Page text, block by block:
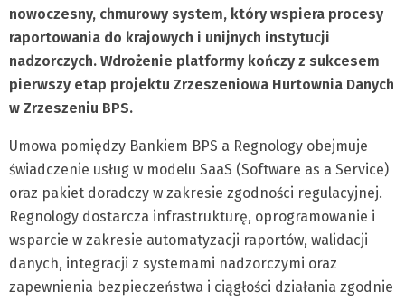
nowoczesny, chmurowy system, który wspiera procesy
raportowania do krajowych i unijnych instytucji
nadzorczych. Wdrożenie platformy kończy z sukcesem
pierwszy etap projektu Zrzeszeniowa Hurtownia Danych
w Zrzeszeniu BPS.
Umowa pomiędzy Bankiem BPS a Regnology obejmuje
świadczenie usług w modelu SaaS (Software as a Service)
oraz pakiet doradczy w zakresie zgodności regulacyjnej.
Regnology dostarcza infrastrukturę, oprogramowanie i
wsparcie w zakresie automatyzacji raportów, walidacji
danych, integracji z systemami nadzorczymi oraz
zapewnienia bezpieczeństwa i ciągłości działania zgodnie